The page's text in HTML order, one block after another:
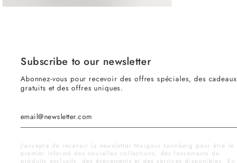
Subscribe to our newsletter
Abonnez-vous pour recevoir des offres spéciales, des cadeaux
gratuits et des offres uniques.
J'accepte de recevoir la newsletter Margaux Lonnberg pour être le
premier informé des nouvelles collections, des lancements de
produits exclusifs, des événements et des services disponibles. En